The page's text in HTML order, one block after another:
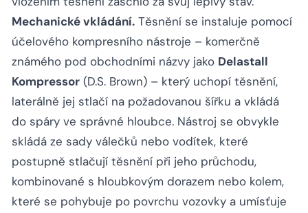
Mechanické vkládání. Těsnění se instaluje pomocí
účelového kompresního nástroje – komerčně
známého pod obchodními názvy jako Delastall
Kompressor (D.S. Brown) – který uchopí těsnění,
laterálně jej stlačí na požadovanou šířku a vkládá
do spáry ve správné hloubce. Nástroj se obvykle
skládá ze sady válečků nebo vodítek, které
postupně stlačují těsnění při jeho průchodu,
kombinované s hloubkovým dorazem nebo kolem,
které se pohybuje po povrchu vozovky a umísťuje